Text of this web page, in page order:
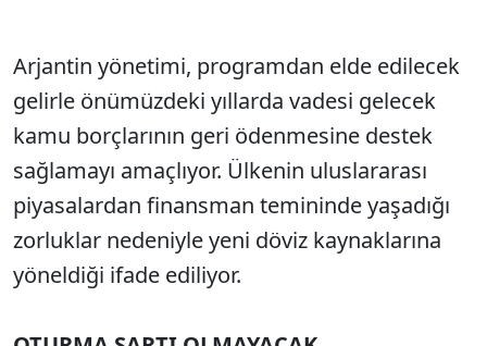
Arjantin yönetimi, programdan elde edilecek
gelirle önümüzdeki yıllarda vadesi gelecek
kamu borçlarının geri ödenmesine destek
sağlamayı amaçlıyor. Ülkenin uluslararası
piyasalardan finansman temininde yaşadığı
zorluklar nedeniyle yeni döviz kaynaklarına
yöneldiği ifade ediliyor.